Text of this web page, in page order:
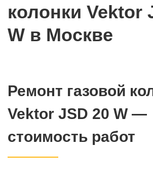
колонки Vektor
W в Москве
Ремонт газовой
Vektor JSD 20 W —
стоимость работ